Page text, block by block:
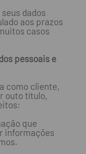
dados
aos prazos
casos
pessoais e
como cliente,
outo título,
que
informações